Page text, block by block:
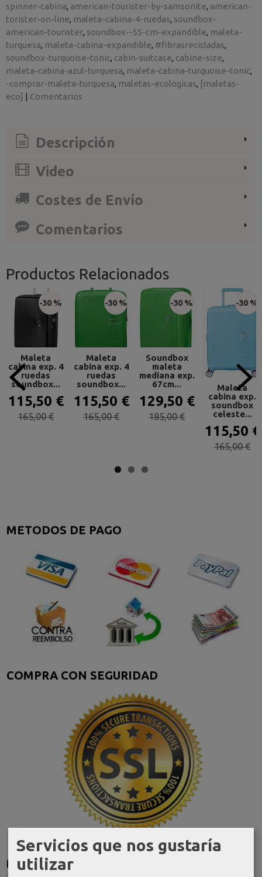
METODOS DE PAGO
COMPRA CON SEGURIDAD
Marcas
spinner-cabina american-tourister-by-samsonite american-
torister-on-line maleta-cabina-4-ruedas soundbox-
american-tourister soundbox--55-cm-expandible maleta-
turquesa maleta-cabina-expandible #fibrasrecicladas
soundbox-turquoise-tonic cabin-suitcase cabine-size
maleta-cabina-azul-turquesa maleta-cabina-turquoise-tonic
-comprar-maleta-turquesa maletas-ecologicas [maletas-
eco] | Comentarios
Descripción
Video
Costes de Envío
Comentarios
Productos Relacionados
-30 %
Maleta
cabina exp. 4
ruedas
soundbox...
115,50 €
165,00 €
-30 %
Maleta
cabina exp. 4
ruedas
soundbox...
115,50 €
165,00 €
-30 %
Soundbox
maleta
mediana exp.
67cm...
129,50 €
185,00 €
-30 %
Maleta
cabina exp.
soundbox
celeste...
115,50 €
165,00 €
Servicios que nos gustaría
utilizar